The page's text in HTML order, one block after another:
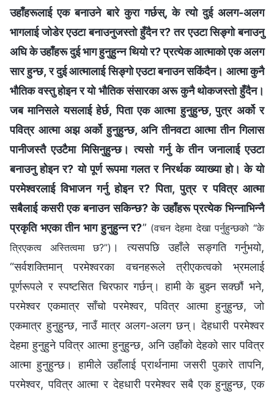
उहाँहरूलाई एक बनाउने बारे कुरा गर्छस्, के त्यो दुई अलग-अलग
भागलाई जोडेर एउटा बनाउनुजस्तो हुँदैन र? तर एउटा सिङ्गो बनाउनु
अघि के उहाँहरू दुई भाग हुनुहुन्न थियो र? प्रत्येक आत्माको एक अलग
सार हुन्छ, र दुई आत्मालाई सिङ्गो एउटा बनाउन सकिंदैन। आत्मा कुनै
भौतिक वस्तु होइन र यो भौतिक संसारका अरू कुनै थोकजस्तो हुँदैन।
जब मानिसले यसलाई हेर्छ, पिता एक आत्मा हुनुहुन्छ, पुत्र अर्को र
पवित्र आत्मा अझ अर्को हुनुहुन्छ, अनि तीनवटा आत्मा तीन गिलास
पानीजस्तै एउटैमा मिसिनुहुन्छ। त्यसो गर्नु के तीन जनालाई एउटा
बनाउनु होइन र? यो पूर्ण रूपमा गलत र निरर्थक व्याख्या हो। के यो
परमेश्‍वरलाई विभाजन गर्नु होइन र? पिता, पुत्र र पवित्र आत्मा
सबैलाई कसरी एक बनाउन सकिन्छ? के उहाँहरू प्रत्येक भिन्नाभिन्नै
प्रकृति भएका तीन भाग हुनुहुन्न र?” (वचन देहमा देखा पर्नुहुन्छको “के
त्रिएकत्व अस्तित्वमा छ?”) । त्यसपछि उहाँले सङ्गति गर्नुभयो,
“सर्वशक्तिमान् परमेश्‍वरका वचनहरूले त्रीएकत्वको भ्रमलाई
पूर्णरूपले र स्पष्टसित चिरफार गर्छन्। हामी के बुझ्न सक्छौं भने,
परमेश्‍वर एकमात्र साँचो परमेश्‍वर, पवित्र आत्मा हुनुहुन्छ, जो
एकमात्र हुनुहुन्छ, नाउँ मात्र अलग-अलग छन्। देहधारी परमेश्‍वर
देहमा हुनुहुने पवित्र आत्मा हुनुहुन्छ, अनि उहाँको देहको सार पवित्र
आत्मा हुनुहुन्छ। हामीले उहाँलाई प्रार्थनामा जसरी पुकारे तापनि,
परमेश्‍वर, पवित्र आत्मा र देहधारी परमेश्‍वर सबै एक हुनुहुन्छ, एक